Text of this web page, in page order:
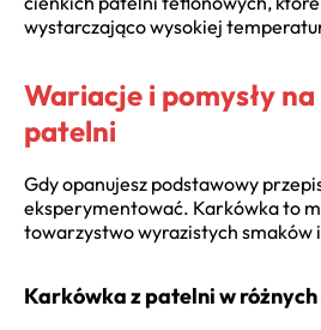
wystarczająco wysokiej
Wariacje i pomysły
patelni
Gdy opanujesz podstawowy
eksperymentować. Karkówka to
towarzystwo wyrazistych smaków
Karkówka z patelni w różnych